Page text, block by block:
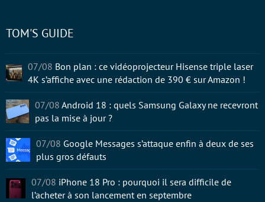
TOM'S GUIDE
07/08 Bon plan : ce vidéoprojecteur Hisense triple laser
4K s’affiche avec une rédaction de 390 € sur Amazon !
07/08 Android 18 : quels Samsung Galaxy ne recevront
pas la mise à jour ?
07/08 Google Messages s’attaque enfin à deux de ses
plus gros défauts
07/08 iPhone 18 Pro : pourquoi il sera difficile de
l’acheter à son lancement en septembre